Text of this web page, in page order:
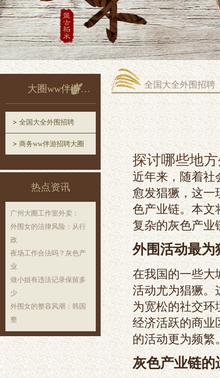
大圈ww伴游招聘
全国大全外围招聘
商务ww伴游招聘大圈
热点资讯
‌广州大圈工作室外卖‌：
外围女的法律风险：从行
政
夜场工作合法吗？灰色产
业
做小姐有违法记录保留多
少
外围女的整容风潮：韩国
整
全国大全外围招聘
探讨哪些地
近年来，随着社
愈发猖獗，这一
色产业链。本文
复杂的灰色产业
外围活动最为
在我国的一些大
活动尤为猖獗。
为宽松的社交环
经济活跃的商业
的活动更为频繁
灰色产业链的